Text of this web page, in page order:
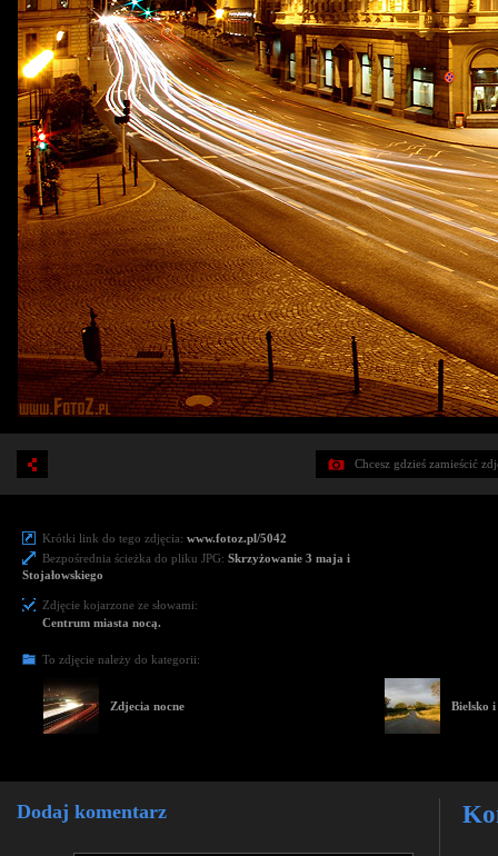
Chcesz gdzieś zamieścić
Krótki link do tego zdjęcia: www.fotoz.pl/5042
Bezpośrednia ścieżka do pliku JPG: Skrzyżowanie 3 maja i
Stojałowskiego
Zdjęcie kojarzone ze słowami:
Centrum miasta nocą.
To zdjęcie należy do kategorii:
Zdjecia nocne Bielsko
Dodaj komentarz